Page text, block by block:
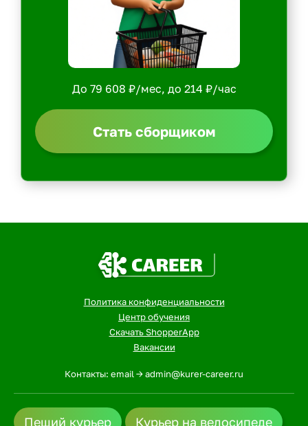
До 79 608 ₽/мес, до 214 ₽/час
Стать сборщиком
Политика конфиденциальности
Центр обучения
Скачать ShopperApp
Вакансии
Контакты: email -> admin@kurer-career.ru
Пеший курьер Курьер на велосипеде